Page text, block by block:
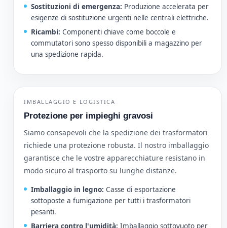
Sostituzioni di emergenza: Produzione accelerata per
esigenze di sostituzione urgenti nelle centrali elettriche.
Ricambi: Componenti chiave come boccole e
commutatori sono spesso disponibili a magazzino per
una spedizione rapida.
IMBALLAGGIO E LOGISTICA
Protezione per impieghi gravosi
Siamo consapevoli che la spedizione dei trasformatori
richiede una protezione robusta. Il nostro imballaggio
garantisce che le vostre apparecchiature resistano in
modo sicuro al trasporto su lunghe distanze.
Imballaggio in legno: Casse di esportazione
sottoposte a fumigazione per tutti i trasformatori
pesanti.
Barriera contro l'umidità: Imballaggio sottovuoto per